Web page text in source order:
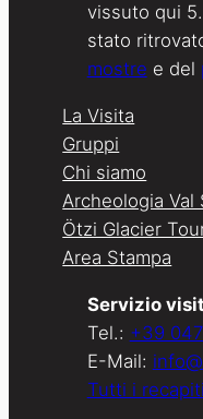
vissuto qui
stato
mostre e del
La Visita
Gruppi
Chi siamo
Archeologia Val
Ötzi Glacier
Area Stampa
Servizio
Tel.: +39
E-Mail:
Tutti i recapiti